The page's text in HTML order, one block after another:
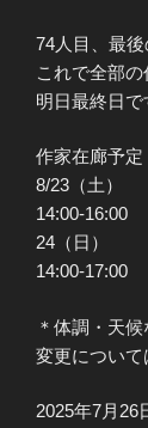
74人目、最後
これで全部の
明日最終日で
作家在廊予定
8/23（土
14:00-
24（日）
14:00-
＊体調・天
変更について
2025年7月26